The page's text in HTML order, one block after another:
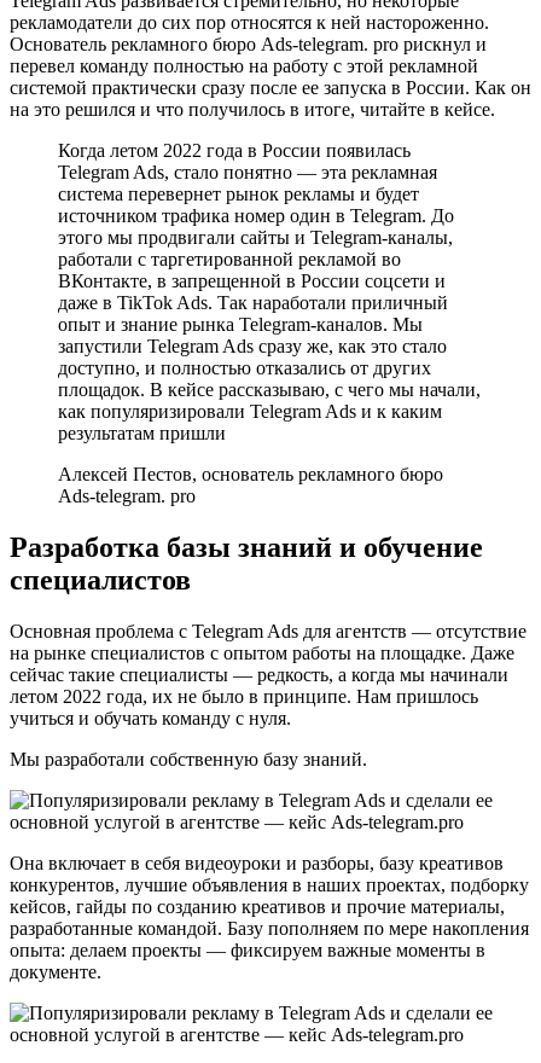
рекламодатели до сих пор относятся к ней настороженно.
Основатель рекламного бюро Ads-telegram. pro рискнул и
перевел команду полностью на работу с этой рекламной
системой практически сразу после ее запуска в России. Как он
на это решился и что получилось в итоге, читайте в кейсе.
Когда летом 2022 года в России появилась
Telegram Ads, стало понятно — эта рекламная
система перевернет рынок рекламы и будет
источником трафика номер один в Telegram. До
этого мы продвигали сайты и Telegram-каналы,
работали с таргетированной рекламой во
ВКонтакте, в запрещенной в России соцсети и
даже в TikTok Ads. Так наработали приличный
опыт и знание рынка Telegram-каналов. Мы
запустили Telegram Ads сразу же, как это стало
доступно, и полностью отказались от других
площадок. В кейсе рассказываю, с чего мы начали,
как популяризировали Telegram Ads и к каким
результатам пришли
Алексей Пестов, основатель рекламного бюро
Ads-telegram. pro
Разработка базы знаний и обучение
специалистов
Основная проблема с Telegram Ads для агентств — отсутствие
на рынке специалистов с опытом работы на площадке. Даже
сейчас такие специалисты — редкость, а когда мы начинали
летом 2022 года, их не было в принципе. Нам пришлось
учиться и обучать команду с нуля.
Мы разработали собственную базу знаний.
Она включает в себя видеоуроки и разборы, базу креативов
конкурентов, лучшие объявления в наших проектах, подборку
кейсов, гайды по созданию креативов и прочие материалы,
разработанные командой. Базу пополняем по мере накопления
опыта: делаем проекты — фиксируем важные моменты в
документе.